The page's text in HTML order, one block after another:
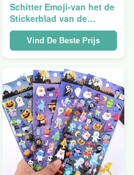
Schitter Emoji-van het de
Stickerblad van de
Kusbesnoeiing van de de
Aapdouane de Dierlijke
Verwijderbare Gesneden
Matrijs
Vind De Beste Prijs